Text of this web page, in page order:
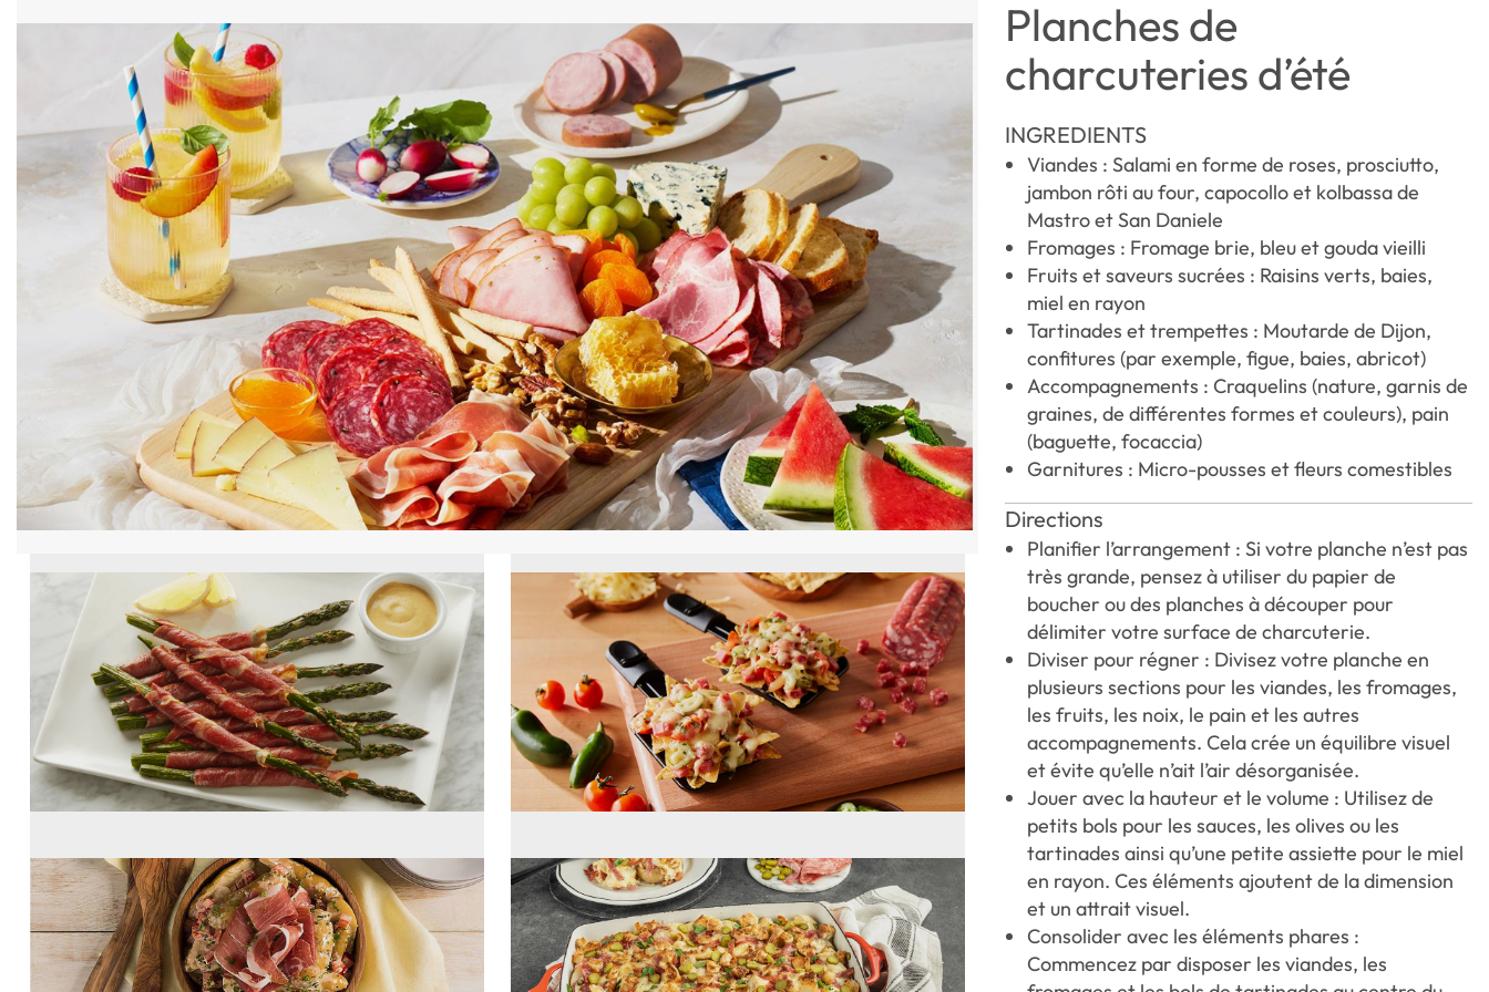
Planches de
charcuteries d’été
INGREDIENTS
Viandes : Salami en forme de roses, prosciutto,
jambon rôti au four, capocollo et kolbassa de
Mastro et San Daniele
Fromages : Fromage brie, bleu et gouda vieilli
Fruits et saveurs sucrées : Raisins verts, baies,
miel en rayon
Tartinades et trempettes : Moutarde de Dijon,
confitures (par exemple, figue, baies, abricot)
Accompagnements : Craquelins (nature, garnis de
graines, de différentes formes et couleurs), pain
(baguette, focaccia)
Garnitures : Micro-pousses et fleurs comestibles
Directions
Planifier l’arrangement : Si votre planche n’est pas
très grande, pensez à utiliser du papier de
boucher ou des planches à découper pour
délimiter votre surface de charcuterie.
Diviser pour régner : Divisez votre planche en
plusieurs sections pour les viandes, les fromages,
les fruits, les noix, le pain et les autres
accompagnements. Cela crée un équilibre visuel
et évite qu’elle n’ait l’air désorganisée.
Jouer avec la hauteur et le volume : Utilisez de
petits bols pour les sauces, les olives ou les
tartinades ainsi qu’une petite assiette pour le miel
en rayon. Ces éléments ajoutent de la dimension
et un attrait visuel.
Consolider avec les éléments phares :
Commencez par disposer les viandes, les